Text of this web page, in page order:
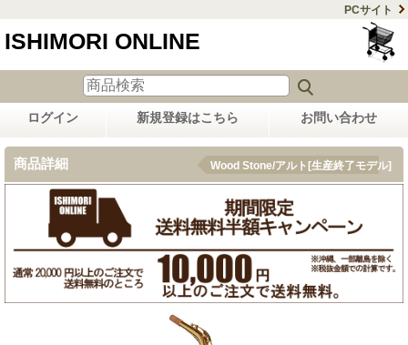
PCサイト
ISHIMORI ONLINE
ログイン 新規登録はこちら お問い合わせ
商品詳細 Wood Stone/アルト[生産終了モデル]